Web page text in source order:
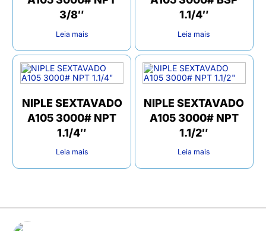
3/8″
Leia mais
1.1/4″
Leia mais
NIPLE SEXTAVADO
A105 3000# NPT
1.1/4″
Leia mais
NIPLE SEXTAVADO
A105 3000# NPT
1.1/2″
Leia mais